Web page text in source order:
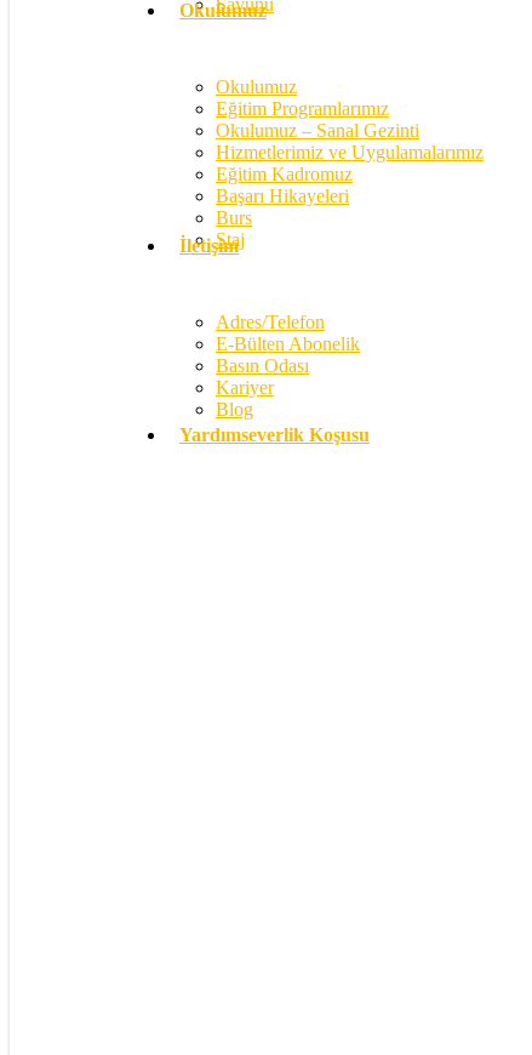
Savunu
Okulumuz
Okulumuz
Eğitim Programlarımız
Okulumuz – Sanal Gezinti
Hizmetlerimiz ve Uygulamalarımız
Eğitim Kadromuz
Başarı Hikayeleri
Burs
Staj
İletişim
Adres/Telefon
E-Bülten Abonelik
Basın Odası
Kariyer
Blog
Yardımseverlik Koşusu